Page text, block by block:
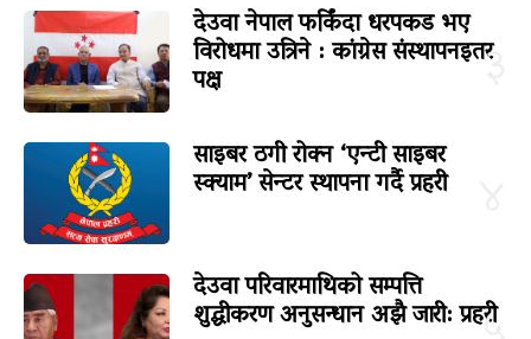
३
देउवा नेपाल फर्किंदा धरपकड भए
विरोधमा उत्रिने : कांग्रेस संस्थापनइतर
पक्ष
साइबर ठगी रोक्न ‘एन्टी साइबर
स्क्याम’ सेन्टर स्थापना गर्दै प्रहरी
देउवा परिवारमाथिको सम्पत्ति
शुद्धीकरण अनुसन्धान अझै जारी: प्रहरी